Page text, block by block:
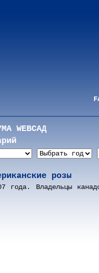
WEBСАД
розы
Владельцы